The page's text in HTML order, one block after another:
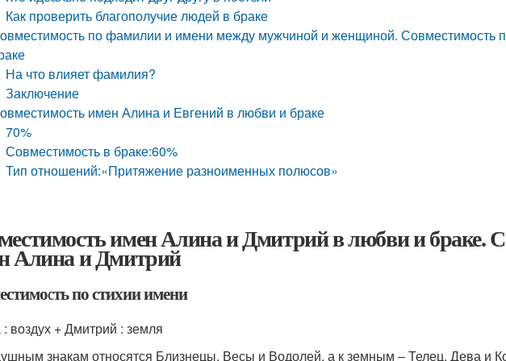
Как проверить благополучие людей в браке
по фамилии и имени между мужчиной и женщиной. Совместимость
На что влияет фамилия?
Заключение
имен Алина и Евгений в любви и браке
70%
Совместимость в браке:60%
Тип отношений:«Притяжение разноименных полюсов»
имен Алина и Дмитрий в любви и браке.
Алина и Дмитрий
по стихии имени
воздух + Дмитрий : земля
знакам относятся Близнецы, Весы и Водолей, а к земным – Телец, Дева и